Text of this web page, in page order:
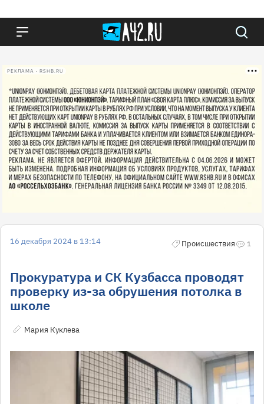
РЕКЛАМА • RSHB.RU
16 декабря 2024 в 13:14 Происшествия 1
Прокуратура и СК Кузбасса проводят
проверку из-за обрушения потолка в
школе
Мария Куклева